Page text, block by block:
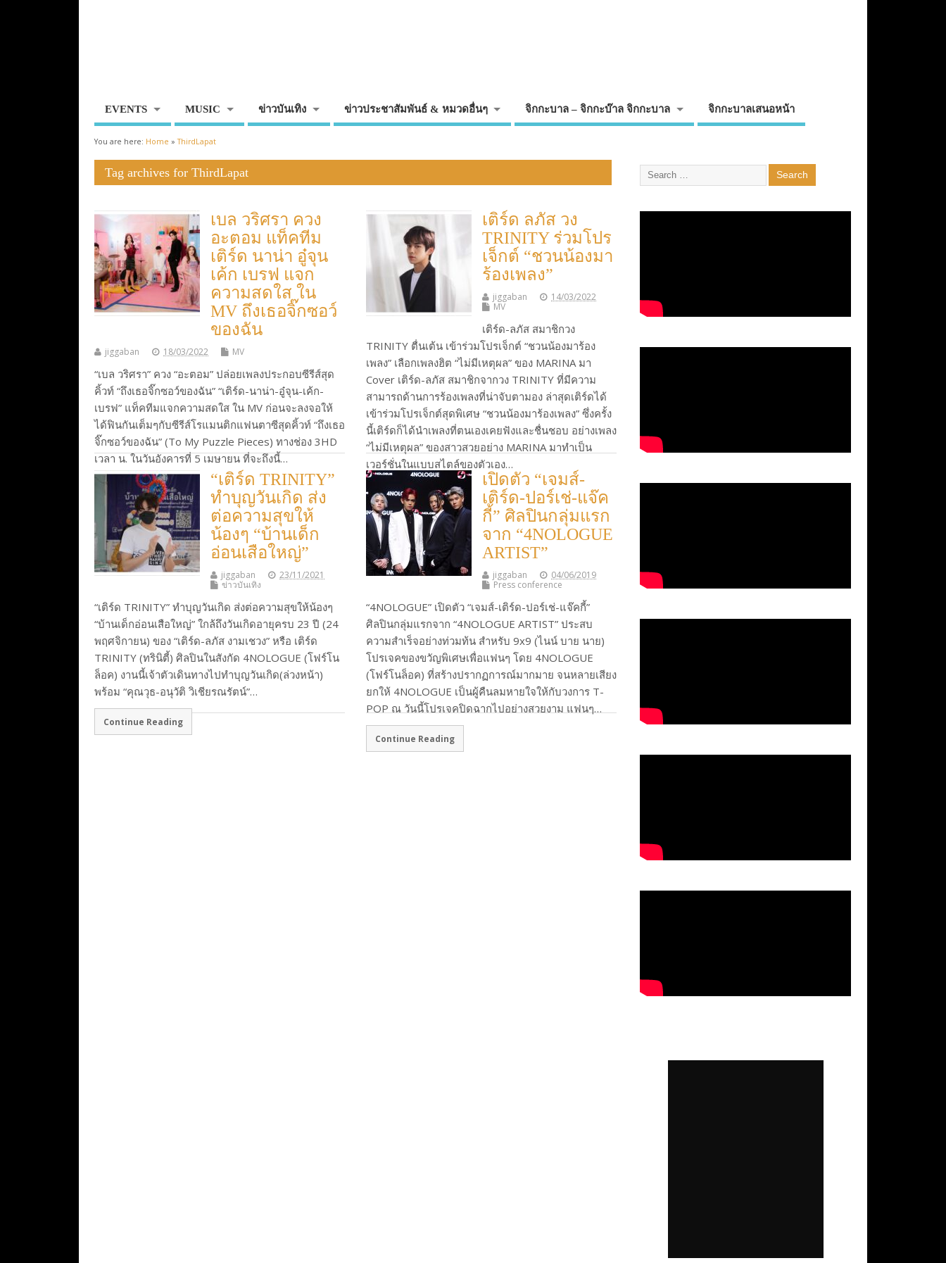
EVENTS MUSIC ข่าวบันเทิง ข่าวประชาสัมพันธ์ & หมวดอื่นๆ จิกกะบาล – จิกกะบ๊าล จิกกะบาล จิกกะบาลเสนอหน้า
You are here: Home »ThirdLapat
Tag archives for ThirdLapat
เบล วริศรา ควง
อะตอม แท็คทีม
เติร์ด นาน่า อู๋จุน
เค้ก เบรฟ แจก
ความสดใส ใน
MV ถึงเธอจิ๊กซอว์
ของฉัน
jiggaban 18/03/2022 MV
“เบล วริศรา” ควง “อะตอม” ปล่อยเพลงประกอบซีรีส์สุด
คิ้วท์ “ถึงเธอจิ๊กซอว์ของฉัน” “เติร์ด-นาน่า-อู๋จุน-เค้ก-
เบรฟ” แท็คทีมแจกความสดใส ใน MV ก่อนจะลงจอให้
ได้ฟินกันเต็มๆกับซีรีส์โรแมนติกแฟนตาซีสุดคิ้วท์ “ถึงเธอ
จิ๊กซอว์ของฉัน” (To My Puzzle Pieces) ทางช่อง 3HD
เวลา น. ในวันอังคารที่ 5 เมษายน ที่จะถึงนี้…
Continue Reading
เติร์ด ลภัส วง
TRINITY ร่วมโปร
เจ็กต์ “ชวนน้องมา
ร้องเพลง”
jiggaban
14/03/2022
MV
เติร์ด-ลภัส สมาชิกวง
TRINITY ตื่นเต้น เข้าร่วมโปรเจ็กต์ “ชวนน้องมาร้อง
เพลง” เลือกเพลงฮิต “ไม่มีเหตุผล” ของ MARINA มา
Cover เติร์ด-ลภัส สมาชิกจากวง TRINITY ที่มีความ
สามารถด้านการร้องเพลงที่น่าจับตามอง ล่าสุดเติร์ดได้
เข้าร่วมโปรเจ็กต์สุดพิเศษ “ชวนน้องมาร้องเพลง” ซึ่งครั้ง
นี้เติร์ดก็ได้นำเพลงที่ตนเองเคยฟังและชื่นชอบ อย่างเพลง
“ไม่มีเหตุผล” ของสาวสวยอย่าง MARINA มาทำเป็น
เวอร์ชั่นในแบบสไตล์ของตัวเอง…
Continue Reading
“เติร์ด TRINITY”
ทำบุญวันเกิด ส่ง
ต่อความสุขให้
น้องๆ “บ้านเด็ก
อ่อนเสือใหญ่”
jiggaban
23/11/2021
ข่าวบันเทิง
“เติร์ด TRINITY” ทำบุญวันเกิด ส่งต่อความสุขให้น้องๆ
“บ้านเด็กอ่อนเสือใหญ่” ใกล้ถึงวันเกิดอายุครบ 23 ปี (24
พฤศจิกายน) ของ “เติร์ด-ลภัส งามเชวง” หรือ เติร์ด
TRINITY (ทรินิตี้) ศิลปินในสังกัด 4NOLOGUE (โฟร์โน
ล็อค) งานนี้เจ้าตัวเดินทางไปทำบุญวันเกิด(ล่วงหน้า)
พร้อม “คุณวุธ-อนุวัติ วิเชียรณรัตน์”…
Continue Reading
เปิดตัว “เจมส์-
เติร์ด-ปอร์เช่-แจ๊ค
กี้” ศิลปินกลุ่มแรก
จาก “4NOLOGUE
ARTIST”
jiggaban
04/06/2019
Press conference
“4NOLOGUE” เปิดตัว “เจมส์-เติร์ด-ปอร์เช่-แจ๊คกี้”
ศิลปินกลุ่มแรกจาก “4NOLOGUE ARTIST” ประสบ
ความสำเร็จอย่างท่วมท้น สำหรับ 9x9 (ไนน์ บาย นาย)
โปรเจคของขวัญพิเศษเพื่อแฟนๆ โดย 4NOLOGUE
(โฟร์โนล็อค) ที่สร้างปรากฏการณ์มากมาย จนหลายเสียง
ยกให้ 4NOLOGUE เป็นผู้คืนลมหายใจให้กับวงการ T-
POP ณ วันนี้โปรเจคปิดฉากไปอย่างสวยงาม แฟนๆ…
Continue Reading